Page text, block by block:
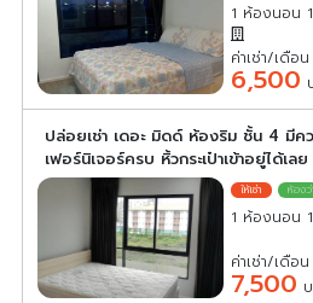
1 ห้องนอน
ค่าเช่า/เดือน
6,500
ปล่อยเช่า เดอะ มิดด์ ห้องริม ชั้น 4 มีค
เฟอร์นิเจอร์ครบ หิ้วกระเป๋าเข้าอยู่ได้เลย
1 ห้องนอน
ค่าเช่า/เดือน
7,500